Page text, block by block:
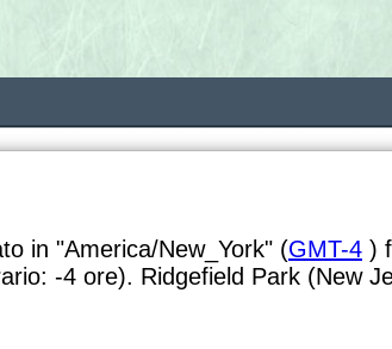
in "America/New_York" (GMT-4 )
-4 ore). Ridgefield Park (New